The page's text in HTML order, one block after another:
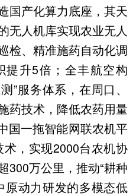
国产化算力底座，其天
无人机库实现农业无人
检、精准施药自动化调
提升5倍；全丰航空构
”服务体系，在周口、
药技术，降低农药用量
国一拖智能网联农机平
，实现2000台农机协
300万公里，推动“耕种
原动力研发的多模态低